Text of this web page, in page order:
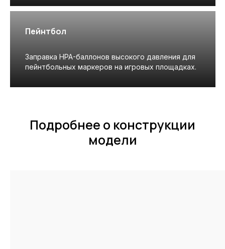
Пейнтбол
Заправка HPA-баллонов высокого давления для
пейнтбольных маркеров на игровых площадках.
Подробнее о конструкции
модели